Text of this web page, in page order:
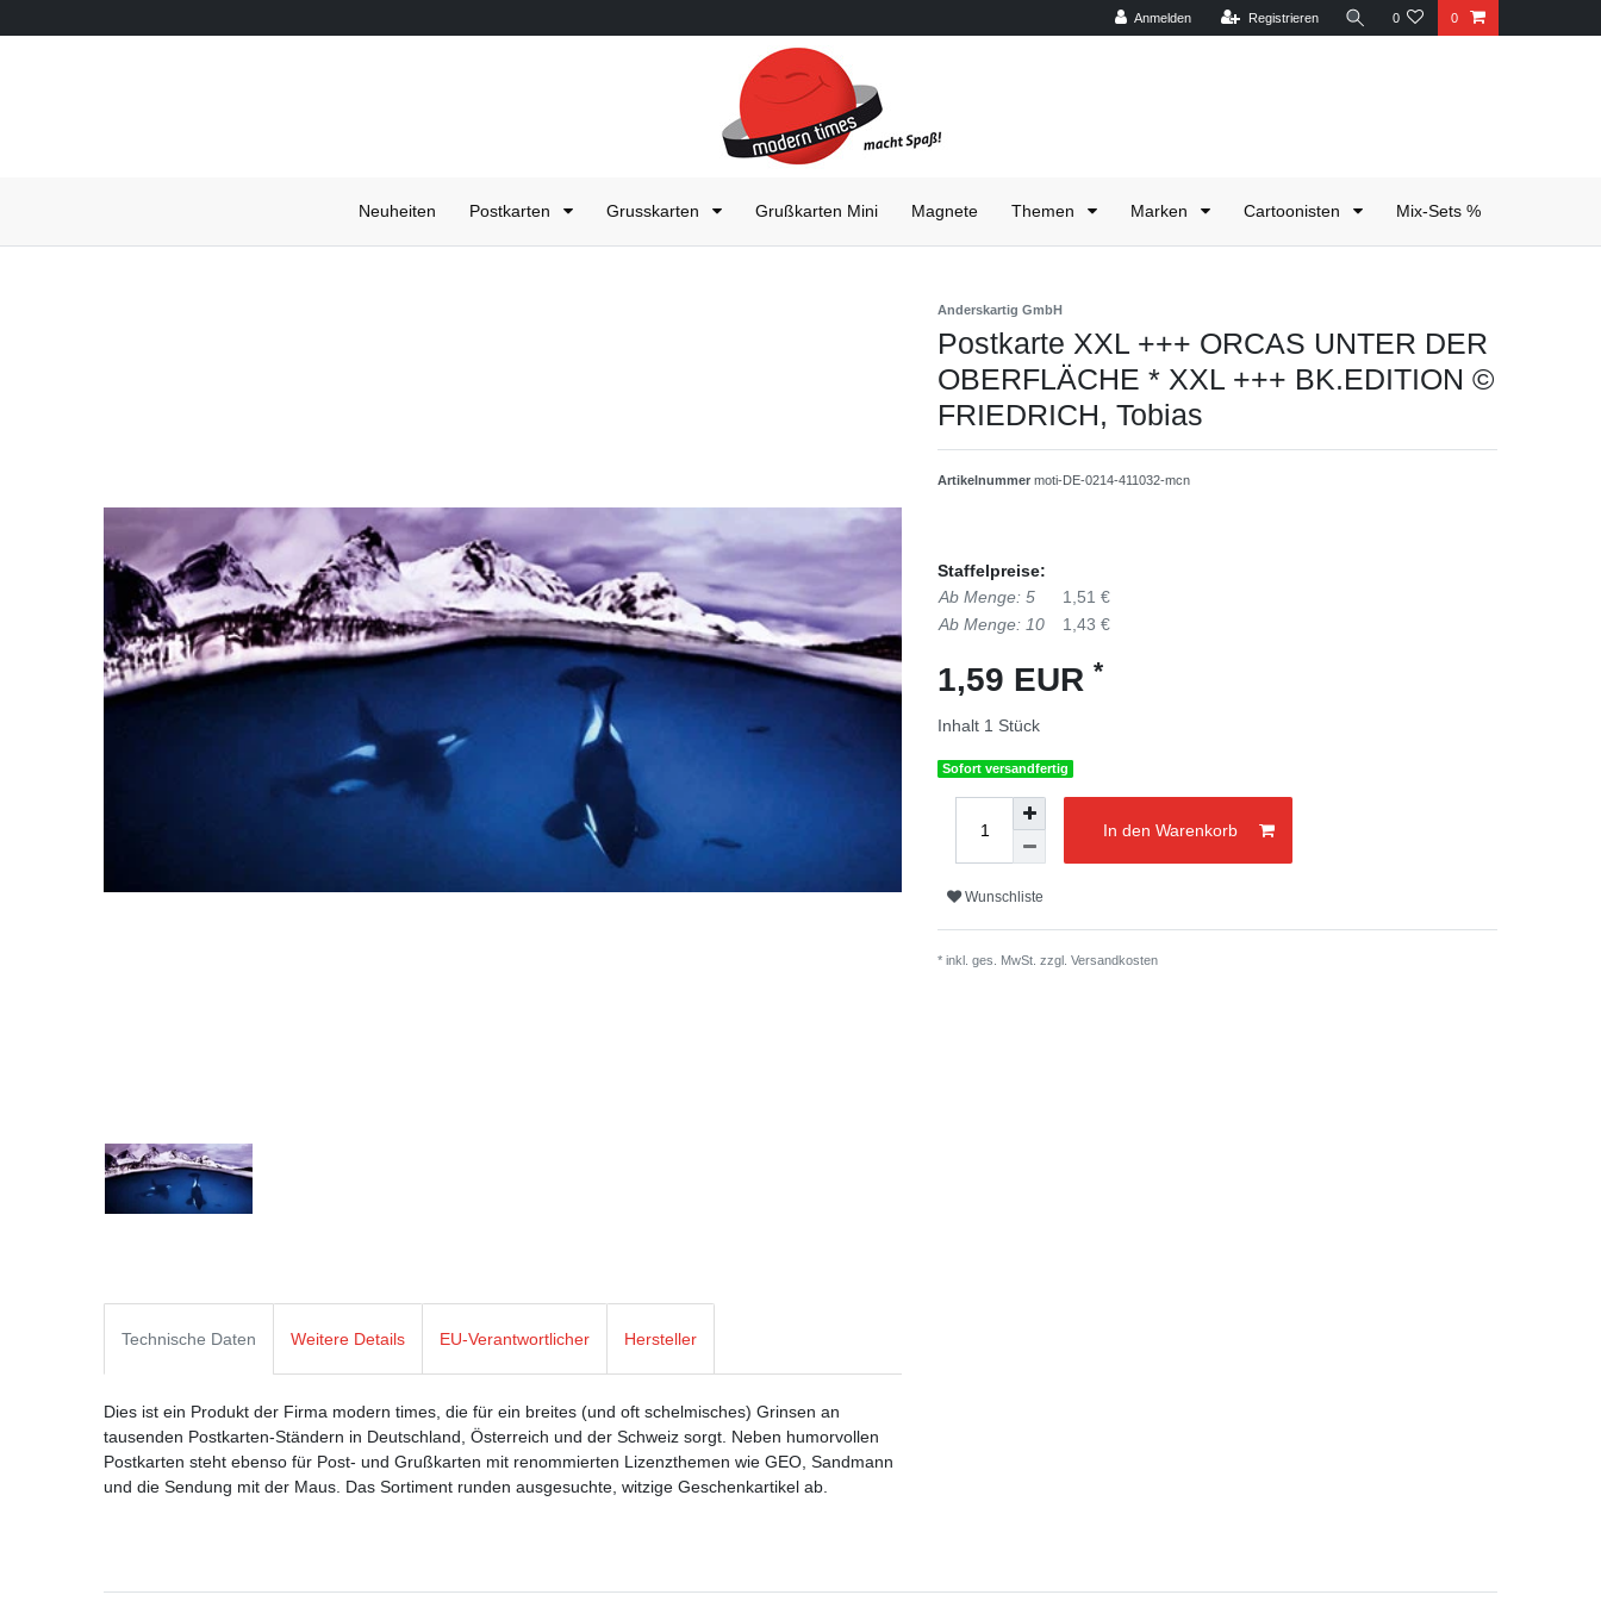
Anmelden Registrieren 0 0
Neuheiten Postkarten Grusskarten Grußkarten Mini Magnete Themen Marken Cartoonisten Mix-Sets %
Anderskartig GmbH
Postkarte XXL +++ ORCAS UNTER DER
OBERFLÄCHE * XXL +++ BK.EDITION ©
FRIEDRICH, Tobias
Artikelnummer moti-DE-0214-411032-mcn
Staffelpreise:
Ab Menge: 5
1,51 €
Ab Menge: 10
1,43 €
1,59 EUR *
Inhalt 1 Stück
Sofort versandfertig
In den Warenkorb
Wunschliste
* inkl. ges. MwSt. zzgl. Versandkosten
Technische Daten Weitere Details EU-Verantwortlicher Hersteller
Dies ist ein Produkt der Firma modern times, die für ein breites (und oft schelmisches) Grinsen an
tausenden Postkarten-Ständern in Deutschland, Österreich und der Schweiz sorgt. Neben humorvollen
Postkarten steht ebenso für Post- und Grußkarten mit renommierten Lizenzthemen wie GEO, Sandmann
und die Sendung mit der Maus. Das Sortiment runden ausgesuchte, witzige Geschenkartikel ab.